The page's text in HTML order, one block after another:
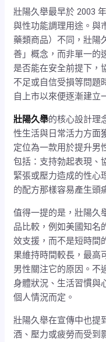
壯陽久舉最早於 2003
與性功能調理用途。與
藥類商品）不同，壯陽
善」概念，而非單一的
是否能在安全前提下，
不足或自信受損等問題
自上市以來便逐漸建立
壯陽久舉的核心設計理
性生活與日常活力方面
定位為一款用於提升男
包括：支持勃起表現、
緊張或壓力造成的性心
的配方那樣容易產生頭
值得一提的是，壯陽久
品比較，例如美國知名
效支援，而不是短時間
果維持時間較長，最高
男性關注它的原因。不
身體狀況、生活習慣與
個人情況而定。
壯陽久舉在宣傳中也提
酒、壓力或疲勞而受到